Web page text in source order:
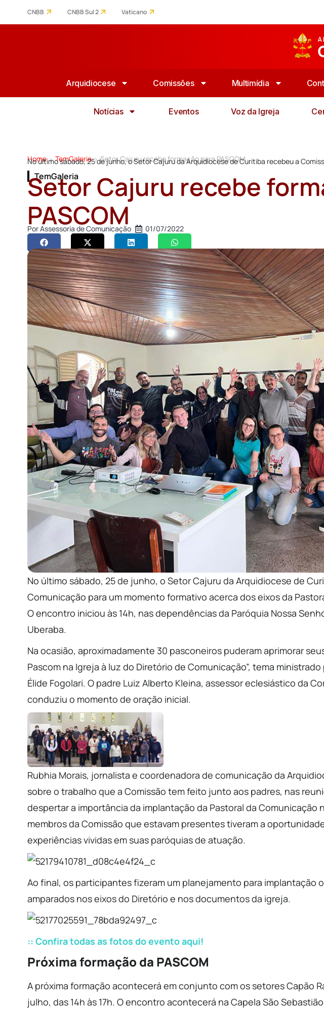
CNBB CNBB Sul 2 Vaticano
Arquidiocese Comissões Multimídia
Notícias Eventos Voz da Igreja
Home > TemGaleria > Setor Cajuru recebe formação para PASCOM
No último sábado, 25 de junho, o Setor Cajuru da Arquidiocese de Curitiba recebeu a
TemGaleria
Setor Cajuru recebe
PASCOM
PorAssessoria de Comunicação 01/07/2022
No último sábado, 25 de junho, o Setor Cajuru da Arquidiocese de
Comunicação para um momento formativo acerca dos eixos da
O encontro iniciou às 14h, nas dependências da Paróquia Nossa
Uberaba.
Na ocasião, aproximadamente 30 pasconeiros puderam aprimorar
Pascom na Igreja à luz do Diretório de Comunicação”, tema
Élide Fogolari. O padre Luiz Alberto Kleina, assessor eclesiástico da
conduziu o momento de oração inicial.
Rubhia Morais, jornalista e coordenadora de comunicação da
sobre o trabalho que a Comissão tem feito junto aos padres, nas
despertar a importância da implantação da Pastoral da Comunicação
membros da Comissão que estavam presentes tiveram a
experiências vividas em suas paróquias de atuação.
Ao final, os participantes fizeram um planejamento para implantação
amparados nos eixos do Diretório e nos documentos da igreja.
:: Confira todas as fotos do evento aqui!
Próxima formação da PASCOM
A próxima formação acontecerá em conjunto com os setores Capão
julho, das 14h às 17h. O encontro acontecerá na Capela São